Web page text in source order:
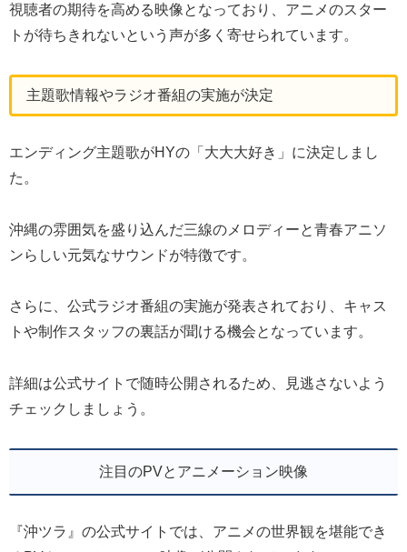
視聴者の期待を高める映像となっており、アニメのスター
トが待ちきれないという声が多く寄せられています。
主題歌情報やラジオ番組の実施が決定
エンディング主題歌がHYの「大大大好き」に決定しまし
た。
沖縄の雰囲気を盛り込んだ三線のメロディーと青春アニソ
ンらしい元気なサウンドが特徴です。
さらに、公式ラジオ番組の実施が発表されており、キャス
トや制作スタッフの裏話が聞ける機会となっています。
詳細は公式サイトで随時公開されるため、見逃さないよう
チェックしましょう。
注目のPVとアニメーション映像
『沖ツラ』の公式サイトでは、アニメの世界観を堪能でき